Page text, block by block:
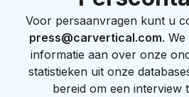
Voor persaanvragen kunt u
press@carvertical.com.
informatie aan over onze
statistieken uit onze
bereid om een interview